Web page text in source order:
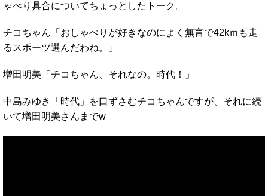
ゃべり具合についてちょっとしたトーク。
チコちゃん「おしゃべりが好きなのによく無言で42kｍも走
るスポーツ選んだわね。」
増田明美「チコちゃん、それなの。時代！」
中島みゆき「時代」を口ずさむチコちゃんですが、それに続
いて増田明美さんまでw